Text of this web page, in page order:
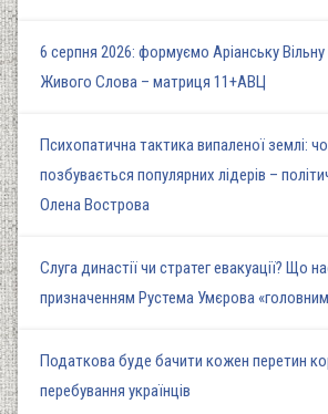
6 серпня 2026: формуємо Аріанську
Живого Слова – матриця 11+АВЦ
Психопатична тактика випаленої землі:
позбувається популярних лідерів –
Олена Вострова
Слуга династії чи стратег евакуації? Що
призначенням Рустема Умєрова
Податкова буде бачити кожен перетин
перебування українців